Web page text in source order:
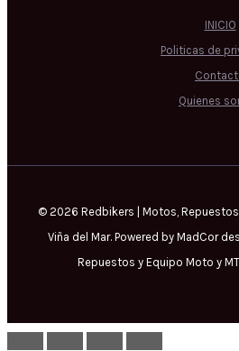
INICIO
Politicas de
Quienes
© 2026 Redbikers | Motos,
Viña del Mar. Powered by MadCor
Repuestos y Equipo Moto y